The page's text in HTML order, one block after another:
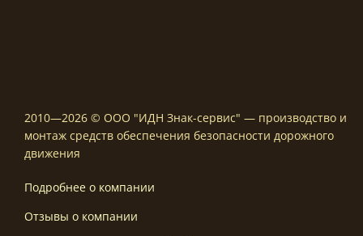
2010—2026 © ООО "ИДН Знак-сервис" — производство и
монтаж средств обеспечения безопасности дорожного
движения
Подробнее о компании
Отзывы о компании